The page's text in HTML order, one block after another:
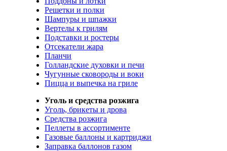
Решетки и полки
Шампуры и шпажки
Вертелы к грилям
Подставки и ростеры
Отсекатели жара
Планчи
Голландские духовки и печи
Чугунные сковороды и воки
Пицца и выпечка на гриле
Уголь и средства розжига
Уголь, брикеты и дрова
Средства розжига
Пеллеты в ассортименте
Газовые баллоны и картриджи
Заправка баллонов газом